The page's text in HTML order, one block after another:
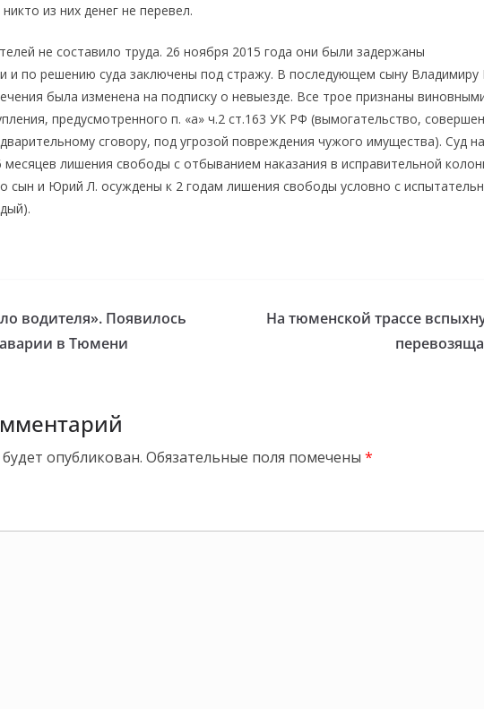
из них денег не перевел.
не составило труда. 26 ноября 2015 года они были задержаны
и по решению суда заключены под стражу. В последующем сыну Владимиру
была изменена на подписку о невыезде. Все трое признаны
предусмотренного п. «а» ч.2 ст.163 УК РФ (вымогательство,
сговору, под угрозой повреждения чужого имущества). Суд
месяцев лишения свободы с отбыванием наказания в исправительной
сын и Юрий Л. осуждены к 2 годам лишения свободы условно с
водителя». Появилось
в Тюмени
На тюменской трассе
опубликован. Обязательные поля помечены *